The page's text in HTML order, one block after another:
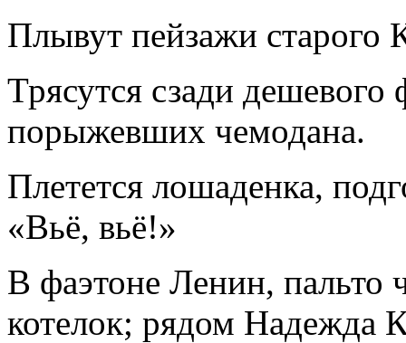
Плывут пейзажи старого
Трясутся сзади дешевого
порыжевших чемодана.
Плетется лошаденка,
«Вьё, вьё!»
В фаэтоне Ленин, пальто
котелок; рядом Надежда